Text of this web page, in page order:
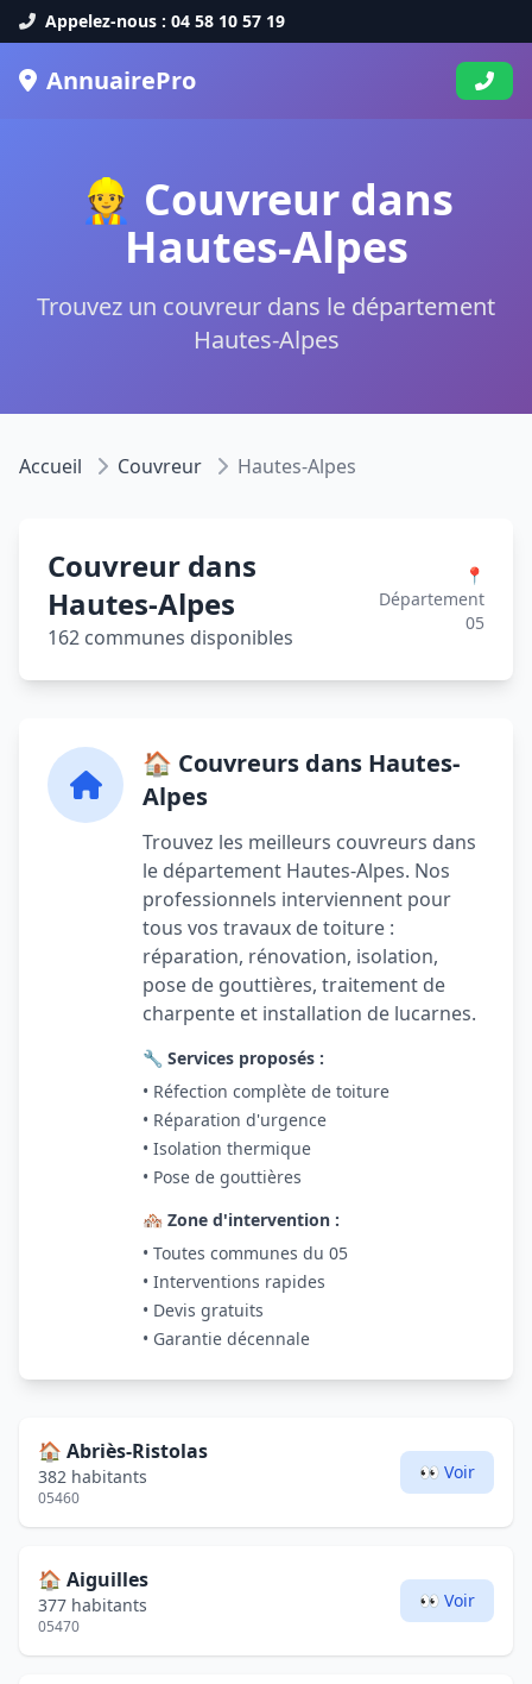
Appelez-nous : 04 58 10 57 19
AnnuairePro
👷 Couvreur dans
Hautes-Alpes
Trouvez un couvreur dans le département
Hautes-Alpes
Accueil Couvreur Hautes-Alpes
Couvreur dans
Hautes-Alpes
162 communes disponibles
📍
Département
05
🏠 Couvreurs dans Hautes-
Alpes
Trouvez les meilleurs couvreurs dans
le département Hautes-Alpes. Nos
professionnels interviennent pour
tous vos travaux de toiture :
réparation, rénovation, isolation,
pose de gouttières, traitement de
charpente et installation de lucarnes.
🔧 Services proposés :
• Réfection complète de toiture
• Réparation d'urgence
• Isolation thermique
• Pose de gouttières
🏘️ Zone d'intervention :
• Toutes communes du 05
• Interventions rapides
• Devis gratuits
• Garantie décennale
🏠 Abriès-Ristolas
382 habitants
05460
👀 Voir
🏠 Aiguilles
377 habitants
05470
👀 Voir